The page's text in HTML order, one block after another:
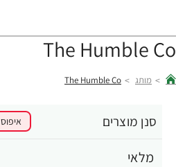
The Humble Co
מותג The Humble Co
סנן מוצרים איפוס
מלאי